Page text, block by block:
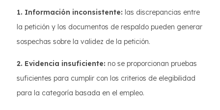
1. Información inconsistente: las discrepancias entre
la petición y los documentos de respaldo pueden generar
sospechas sobre la validez de la petición.
2. Evidencia insuficiente: no se proporcionan pruebas
suficientes para cumplir con los criterios de elegibilidad
para la categoría basada en el empleo.